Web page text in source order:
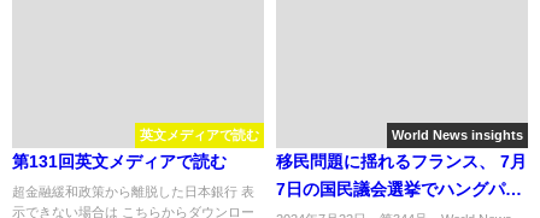
英文メディアで読む
第131回英文メディアで読む
超金融緩和政策から離脱した日本銀行 表
示できない場合は こちらからダウンロー
World News insights
移民問題に揺れるフランス、 7月
7日の国民議会選挙でハングパー